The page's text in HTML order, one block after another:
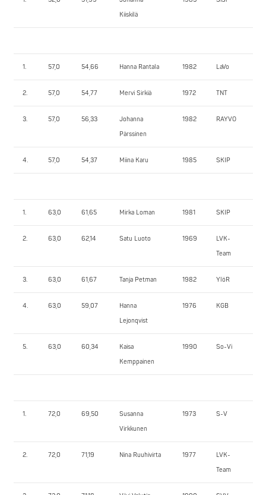
Kiiskilä
1. 57,0 54,66 Hanna Rantala 1982 LaVo
2. 57,0 54,77 Mervi Sirkiä 1972 TNT
3. 57,0 56,33
Johanna
Pärssinen
1982 RAYVO
4. 57,0 54,37 Miina Karu 1985 SKIP
1. 63,0 61,65 Mirka Loman 1981 SKIP
2. 63,0 62,14 Satu Luoto 1969
LVK-
Team
3. 63,0 61,67 Tanja Petman 1982 YlöR
4. 63,0 59,07
Hanna
Lejonqvist
1976 KGB
5. 63,0 60,34
Kaisa
Kemppainen
1990 So-Vi
1. 72,0 69,50
Susanna
Virkkunen
1973 S-V
2. 72,0 71,19 Nina Ruuhivirta 1977
LVK-
Team